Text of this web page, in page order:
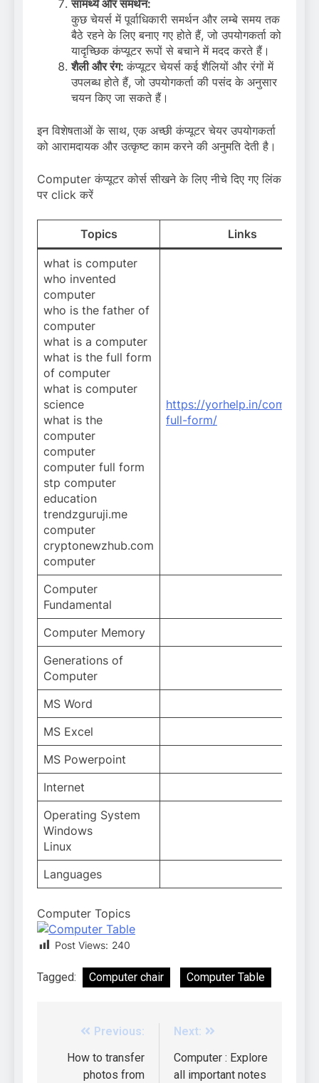
सामर्थ्य और समर्थन:
कुछ चेयर्स में पूर्वाधिकारी समर्थन और लम्बे समय तक
बैठे रहने के लिए बनाए गए होते हैं, जो उपयोगकर्ता को
यादृच्छिक कंप्यूटर रूपों से बचाने में मदद करते हैं।
शैली और रंग:कंप्यूटर चेयर्स कई शैलियों और रंगों में
उपलब्ध होते हैं, जो उपयोगकर्ता की पसंद के अनुसार
चयन किए जा सकते हैं।
इन विशेषताओं के साथ, एक अच्छी कंप्यूटर चेयर उपयोगकर्ता
को आरामदायक और उत्कृष्ट काम करने की अनुमति देती है।
Computer कंप्यूटर कोर्स सीखने के लिए नीचे दिए गए लिंक
पर click करें
Topics Links
what is computer
who invented
computer
who is the father of
computer
what is a computer
what is the full form
of computer
what is computer
science
what is the
computer
computer
computer full form
stp computer
education
trendzguruji.me
computer
cryptonewzhub.com
computer
https://yorhelp.in/computer-
full-form/
Computer
Fundamental
Computer Memory
Generations of
Computer
MS Word
MS Excel
MS Powerpoint
Internet
Operating System
Windows
Linux
Languages
Computer Topics
Post Views: 240
Tagged: Computer chair Computer Table
Previous:
How to transfer
photos from
Next:
Computer : Explore
all important notes